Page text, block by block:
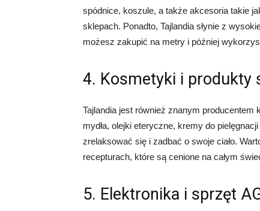
spódnice, koszule, a także akcesoria takie
sklepach. Ponadto, Tajlandia słynie z
możesz zakupić na metry i później
4. Kosmetyki i produkty
Tajlandia jest również znanym
mydła, olejki eteryczne, kremy do
zrelaksować się i zadbać o swoje ciało.
recepturach, które są cenione na całym
5. Elektronika i sprzęt